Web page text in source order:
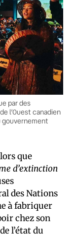
par des
l’Ouest canadien
gouvernement
que
d’extinction
des Nations
à fabriquer
chez son
l’état du